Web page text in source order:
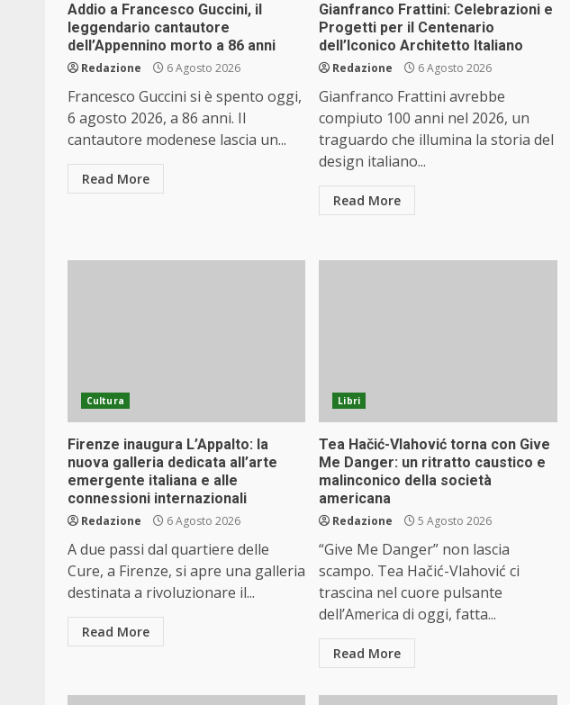
Addio a Francesco Guccini, il
leggendario cantautore
dell’Appennino morto a 86 anni
Redazione 6 Agosto 2026
Francesco Guccini si è spento oggi,
6 agosto 2026, a 86 anni. Il
cantautore modenese lascia un...
Read More
Gianfranco Frattini: Celebrazioni e
Progetti per il Centenario
dell’Iconico Architetto Italiano
Redazione 6 Agosto 2026
Gianfranco Frattini avrebbe
compiuto 100 anni nel 2026, un
traguardo che illumina la storia del
design italiano...
Read More
Cultura
Firenze inaugura L’Appalto: la
nuova galleria dedicata all’arte
emergente italiana e alle
connessioni internazionali
Redazione 6 Agosto 2026
A due passi dal quartiere delle
Cure, a Firenze, si apre una galleria
destinata a rivoluzionare il...
Read More
Libri
Tea Hačić-Vlahović torna con Give
Me Danger: un ritratto caustico e
malinconico della società
americana
Redazione 5 Agosto 2026
“Give Me Danger” non lascia
scampo. Tea Hačić-Vlahović ci
trascina nel cuore pulsante
dell’America di oggi, fatta...
Read More